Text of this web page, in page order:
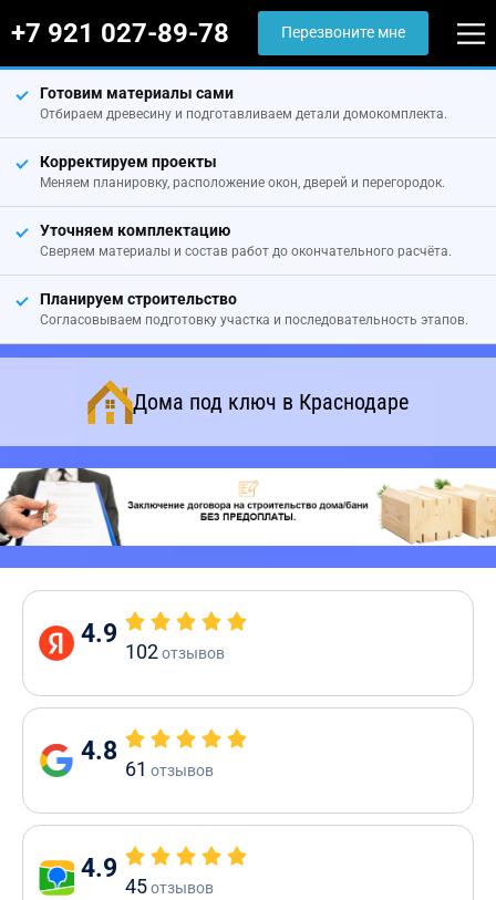
+7 921 027-89-78 Перезвоните мне
Готовим материалы сами
Отбираем древесину и подготавливаем детали домокомплекта.
Корректируем проекты
Меняем планировку, расположение окон, дверей и перегородок.
Уточняем комплектацию
Сверяем материалы и состав работ до окончательного расчёта.
Планируем строительство
Согласовываем подготовку участка и последовательность этапов.
Дома под ключ в Краснодаре
4.9
102отзывов
4.8
61 отзывов
4.9
45отзывов